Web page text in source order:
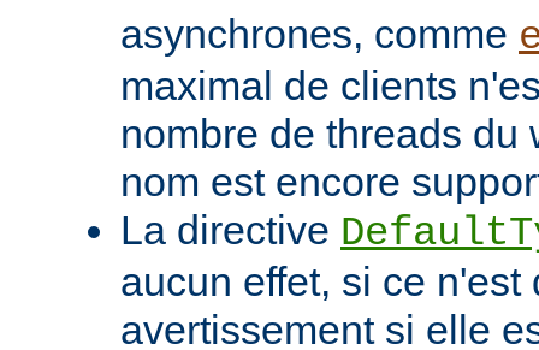
asynchrones, comme
maximal de clients
nombre de threads du
nom est encore
La directive
aucun effet, si ce n'est
avertissement si elle